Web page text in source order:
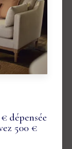
dépensée
500 €